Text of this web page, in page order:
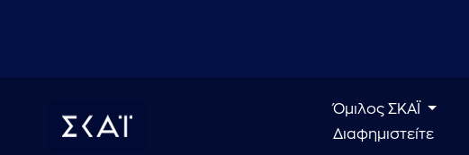
Όμιλος ΣΚΑΪ
Διαφημιστείτε